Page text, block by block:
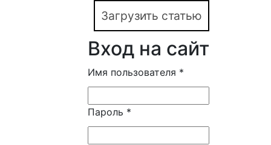
Загрузить статью
Вход на сайт
Имя пользователя *
Пароль *